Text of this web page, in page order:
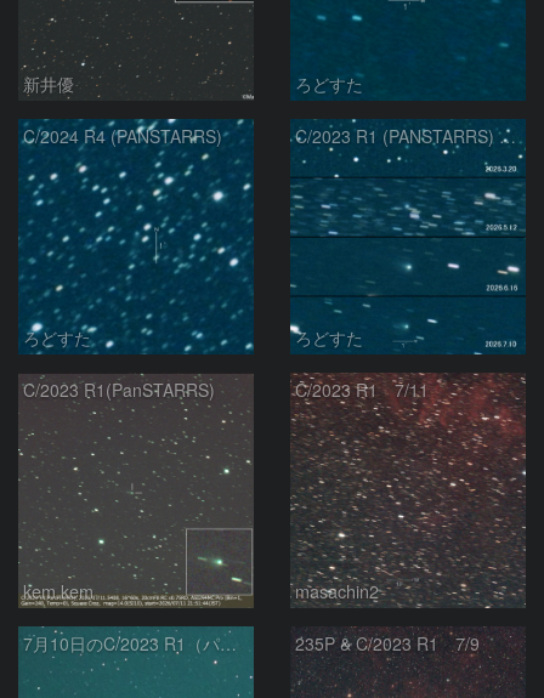
新井優 ろどすた
C/2024 R4 (PANSTARRS)
ろどすた
C/2023 R1 (PANSTARRS) の変化
ろどすた
C/2023 R1(PanSTARRS)
kem.kem
C/2023 R1 7/11
masachin2
7月10日のC/2023 R1（パンスターズ彗星） 235P & C/2023 R1 7/9